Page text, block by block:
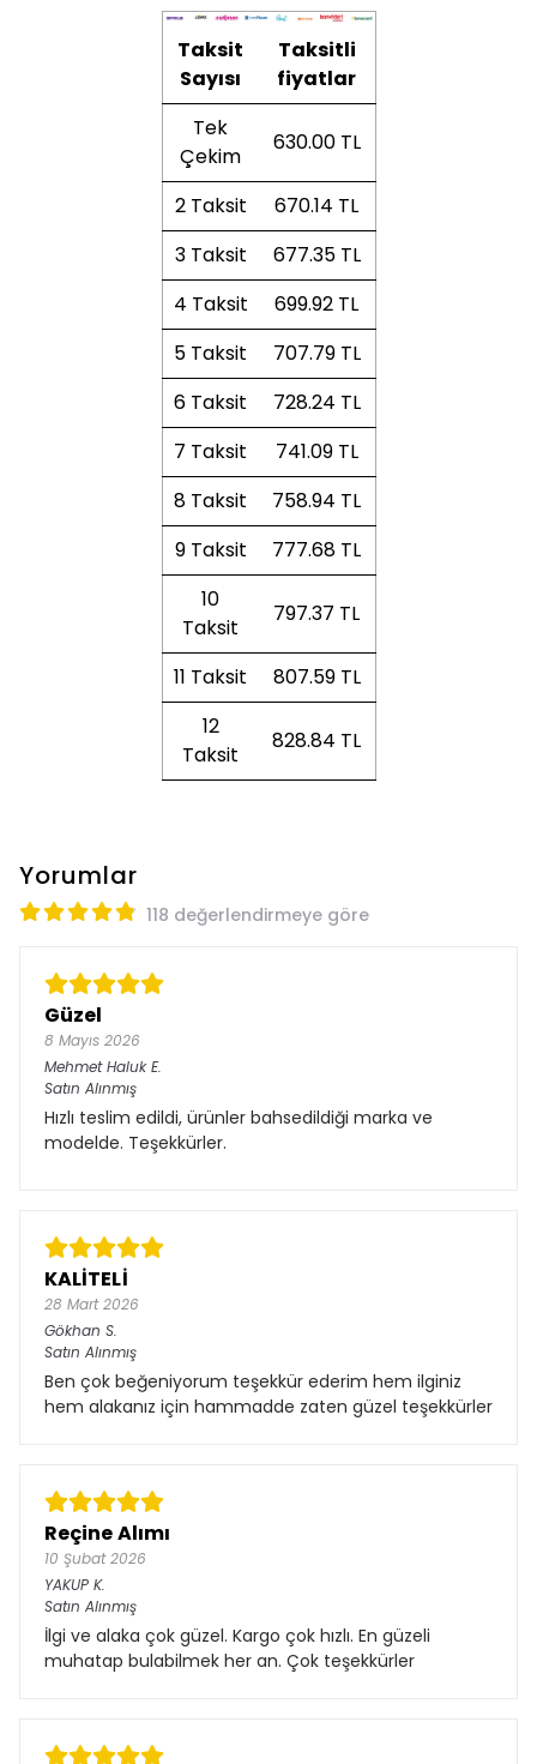
Taksit
Sayısı
Taksitli
fiyatlar
Tek
Çekim
630.00 TL
2 Taksit
670.14 TL
3 Taksit
677.35 TL
4 Taksit
699.92 TL
5 Taksit
707.79 TL
6 Taksit
728.24 TL
7 Taksit
741.09 TL
8 Taksit
758.94 TL
9 Taksit
777.68 TL
10
Taksit
797.37 TL
11 Taksit
807.59 TL
12
Taksit
828.84 TL
Yorumlar
118 değerlendirmeye göre
Güzel
8 Mayıs 2026
Mehmet Haluk E.
Satın Alınmış
Hızlı teslim edildi, ürünler bahsedildiği marka ve
modelde. Teşekkürler.
KALİTELİ
28 Mart 2026
Gökhan S.
Satın Alınmış
Ben çok beğeniyorum teşekkür ederim hem ilginiz
hem alakanız için hammadde zaten güzel teşekkürler
Reçine Alımı
10 Şubat 2026
YAKUP K.
Satın Alınmış
İlgi ve alaka çok güzel. Kargo çok hızlı. En güzeli
muhatap bulabilmek her an. Çok teşekkürler